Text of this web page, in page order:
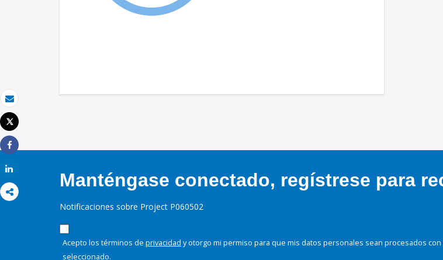
Correo electrónico
Imprimir
Tweet
Share
Manténgase conectado, regístrese para
Notificaciones sobre Project P060502
Acepto los términos de privacidad y otorgo mi permiso para que mis datos personales sean procesados
seleccionado.